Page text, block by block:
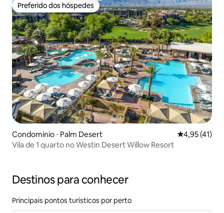
Preferido dos hóspedes
Preferido dos hóspedes
Condomínio ⋅ Palm Desert 4,95 de uma
4,95 (41)
Vila de 1 quarto no Westin Desert Willow Resort
Destinos para conhecer
Principais pontos turísticos por perto